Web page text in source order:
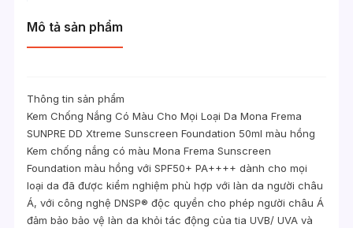
Mô tả sản phẩm
Thông tin sản phẩm
Kem Chống Nắng Có Màu Cho Mọi Loại Da Mona Frema
SUNPRE DD Xtreme Sunscreen Foundation 50ml màu hồng
Kem chống nắng có màu Mona Frema Sunscreen
Foundation màu hồng với SPF50+ PA++++ dành cho mọi
loại da đã được kiểm nghiệm phù hợp với làn da người châu
Á, với công nghệ DNSP® độc quyền cho phép người châu Á
đảm bảo bảo vệ làn da khỏi tác động của tia UVB/ UVA và